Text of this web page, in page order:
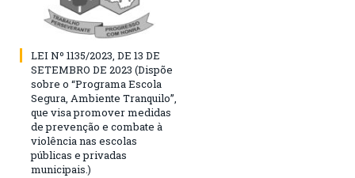
LEI Nº 1135/2023, DE 13 DE
SETEMBRO DE 2023 (Dispõe
sobre o “Programa Escola
Segura, Ambiente Tranquilo”,
que visa promover medidas
de prevenção e combate à
violência nas escolas
públicas e privadas
municipais.)